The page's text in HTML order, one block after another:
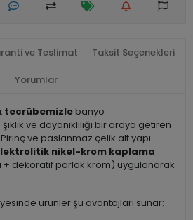
ve Teslimat Taksit Seçenekleri
Yorumlar
tecrübemizle banyo
ve dayanıklılığı bir araya getiren
ve paslanmaz çelik alt yapı
nikel-krom kaplama
+ dekoratif parlak krom) uygulanarak
ürünler şu avantajları sunar: